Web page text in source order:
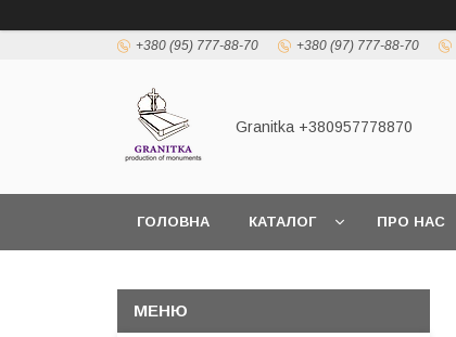
+380 (95) 777-88-70 +380 (97) 777-88-70
Granitka +380957778870
ГОЛОВНА КАТАЛОГ ПРО НАС